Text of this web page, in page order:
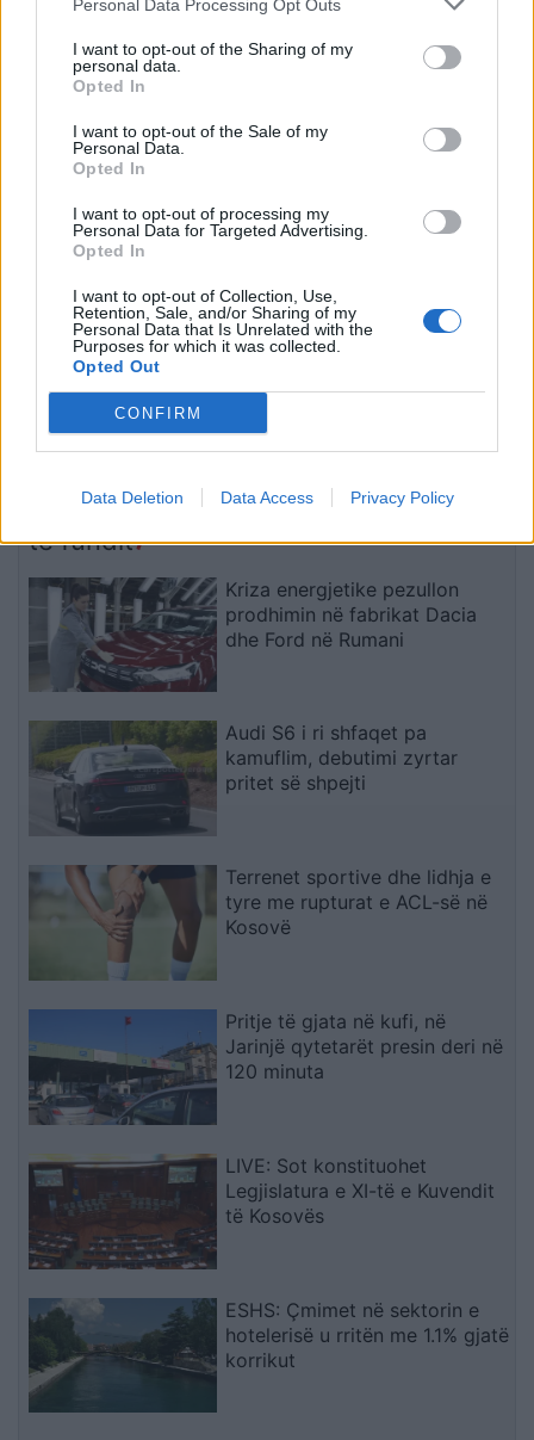
Personal Data Processing Opt Outs
I want to opt-out of the Sharing of my
personal data.
Opted In
I want to opt-out of the Sale of my
Personal Data.
Opted In
I want to opt-out of processing my
Personal Data for Targeted Advertising.
Opted In
I want to opt-out of Collection, Use,
Retention, Sale, and/or Sharing of my
Personal Data that Is Unrelated with the
Purposes for which it was collected.
Opted Out
CONFIRM
Data Deletion Data Access Privacy Policy
vend tjetër
Projekti “Smart City”/
BIRN: Mbi 118 milionë euro
për vendosjen kamerave
inteligjente, por kush e
garanton sigurinë?!
Prindër dhe ekspertë të
alarmuar për rrezikun e
mundshëm kibernetik
Akuza të rënda në
Katër gra denoncojnë
përdhunime dhe sulme
Vrau 2 vëllezër shqiptarë
në Patos e një vajzë në
SHBA, Sokol Hoxha
ekonominë globale: mot
shtrenjta dhe pasoja që
të fundit
Kriza energjetike pezullon
prodhimin në fabrikat Dacia
dhe Ford në Rumani
Audi S6 i ri shfaqet pa
kamuflim, debutimi zyrtar
pritet së shpejti
Terrenet sportive dhe lidhja e
tyre me rupturat e ACL-së në
Kosovë
Pritje të gjata në kufi, në
Jarinjë qytetarët presin deri në
120 minuta
LIVE: Sot konstituohet
Legjislatura e XI-të e Kuvendit
të Kosovës
ESHS: Çmimet në sektorin e
hotelerisë u rritën me 1.1% gjatë
korrikut